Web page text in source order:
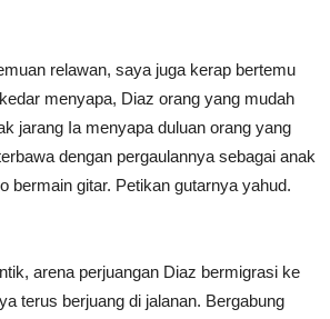
relawan, saya juga kerap bertemu
menyapa, Diaz orang yang mudah
jarang Ia menyapa duluan orang yang
dengan pergaulannya sebagai anak
bermain gitar. Petikan gutarnya yahud.
arena perjuangan Diaz bermigrasi ke
terus berjuang di jalanan. Bergabung